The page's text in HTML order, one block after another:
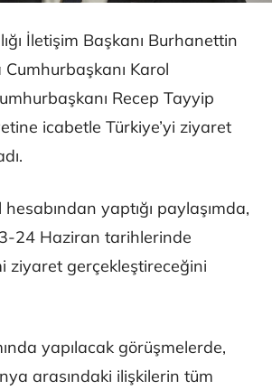
İletişim Başkanı Burhanettin
Karol
Recep Tayyip
icabetle Türkiye’yi ziyaret
yaptığı paylaşımda,
24 Haziran tarihlerinde
ziyaret gerçekleştireceğini
yapılacak görüşmelerde,
arasındaki ilişkilerin tüm